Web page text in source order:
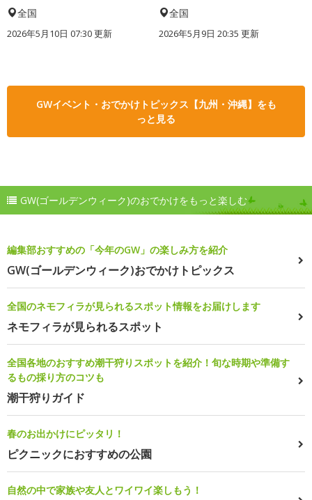
全国
2026年5月10日 07:30 更新
全国
2026年5月9日 20:35 更新
GWイベント・おでかけトピックス【九州・沖縄】をも
っと見る
GW(ゴールデンウィーク)のおでかけをもっと楽しむ
編集部おすすめの「今年のGW」の楽しみ方を紹介
GW(ゴールデンウィーク)おでかけトピックス
全国のネモフィラが見られるスポット情報をお届けします
ネモフィラが見られるスポット
全国各地のおすすめ潮干狩りスポットを紹介！旬な時期や準備す
るもの採り方のコツも
潮干狩りガイド
春のお出かけにピッタリ！
ピクニックにおすすめの公園
自然の中で家族や友人とワイワイ楽しもう！